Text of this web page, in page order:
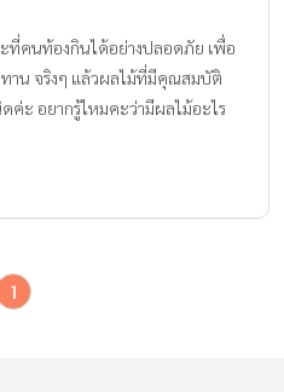
ที่คนท้องกินได้อย่างปลอดภัย เพื่อ
าน จริงๆ แล้วผลไม้ที่มีคุณสมบัติ
ะ อยากรู้ไหมคะว่ามีผลไม้อะไร
ตามนี้เลยค่ะ
1